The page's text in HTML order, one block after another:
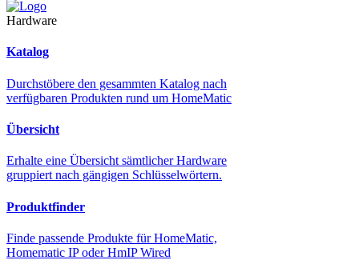
Hardware
Katalog
Durchstöbere den gesammten Katalog nach
verfügbaren Produkten rund um HomeMatic
Übersicht
Erhalte eine Übersicht sämtlicher Hardware
gruppiert nach gängigen Schlüsselwörtern.
Produktfinder
Finde passende Produkte für HomeMatic,
Homematic IP oder HmIP Wired